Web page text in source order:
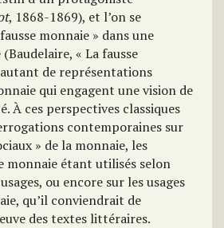
, 1868-1869), et l’on se
monnaie » dans une
« La fausse
de représentations
qui engagent une vision de
À ces perspectives classiques
contemporaines sur
» de la monnaie, les
monnaie étant utilisés selon
ou encore sur les usages
qu’il conviendrait de
des textes littéraires.